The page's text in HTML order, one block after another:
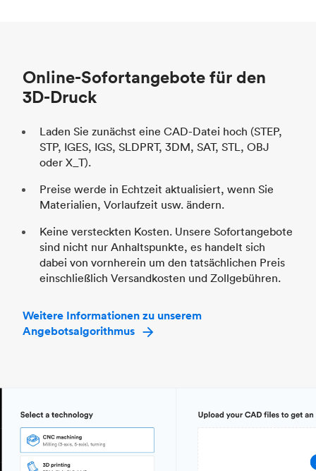
Online-Sofortangebote für den
3D-Druck
Laden Sie zunächst eine CAD-Datei hoch (STEP,
STP, IGES, IGS, SLDPRT, 3DM, SAT, STL, OBJ
oder X_T).
Preise werde in Echtzeit aktualisiert, wenn Sie
Materialien, Vorlaufzeit usw. ändern.
Keine versteckten Kosten. Unsere Sofortangebote
sind nicht nur Anhaltspunkte, es handelt sich
dabei von vornherein um den tatsächlichen Preis
einschließlich Versandkosten und Zollgebühren.
Weitere Informationen zu unserem
Angebotsalgorithmus